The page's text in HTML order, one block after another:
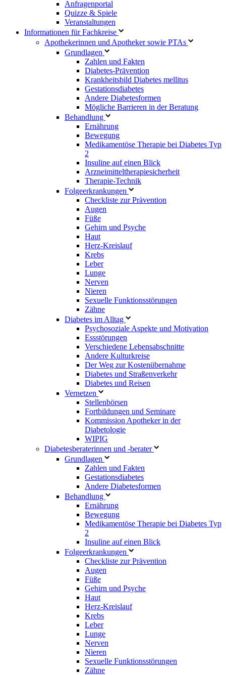
Anfragenportal
Quizze & Spiele
Veranstaltungen
Informationen für Fachkreise
Apothekerinnen und Apotheker sowie PTAs
Grundlagen
Zahlen und Fakten
Diabetes-Prävention
Krankheitsbild Diabetes mellitus
Gestationsdiabetes
Andere Diabetesformen
Mögliche Barrieren in der Beratung
Behandlung
Ernährung
Bewegung
Medikamentöse Therapie bei Diabetes Typ
2
Insuline auf einen Blick
Arzneimitteltherapie­sicherheit
Therapie-Technik
Fol­ge­er­kran­kun­gen
Checkliste zur Prävention
Augen
Füße
Gehirn und Psyche
Haut
Herz-Kreislauf
Krebs
Leber
Lunge
Nerven
Nieren
Sexuelle Funktionsstörungen
Zähne
Diabetes im Alltag
Psychosoziale Aspekte und Motivation
Essstörungen
Verschiedene Lebensabschnitte
Andere Kulturkreise
Der Weg zur Kostenübernahme
Diabetes und Straßenverkehr
Diabetes und Reisen
Vernetzen
Stellenbörsen
Fortbildungen und Seminare
Kommission Apotheker in der
Diabetologie
WIPIG
Diabetesberaterinnen und -berater
Grundlagen
Zahlen und Fakten
Gestationsdiabetes
Andere Diabetesformen
Behandlung
Ernährung
Bewegung
Medikamentöse Therapie bei Diabetes Typ
2
Insuline auf einen Blick
Folgeerkrankungen
Checkliste zur Prävention
Augen
Füße
Gehirn und Psyche
Haut
Herz-Kreislauf
Krebs
Leber
Lunge
Nerven
Nieren
Sexuelle Funktionsstörungen
Zähne